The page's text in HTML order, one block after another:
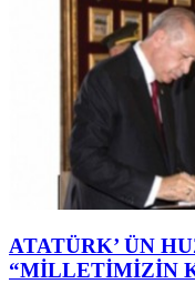
ATATÜRK’ ÜN
“MİLLETİMİZİN